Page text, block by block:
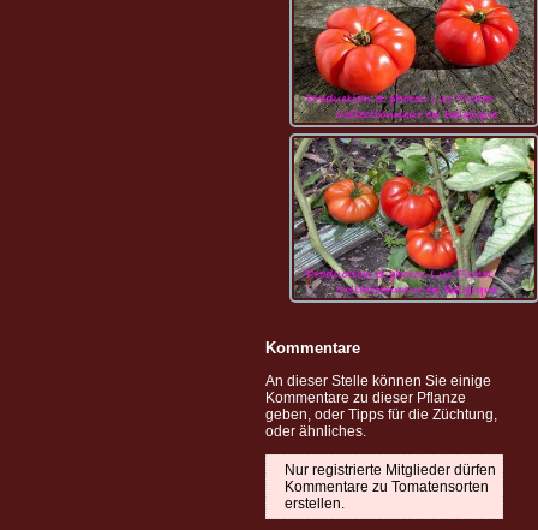
Kommentare
An dieser Stelle können Sie einige
Kommentare zu dieser Pflanze
geben, oder Tipps für die Züchtung,
oder ähnliches.
Nur registrierte Mitglieder dürfen
Kommentare zu Tomatensorten
erstellen.